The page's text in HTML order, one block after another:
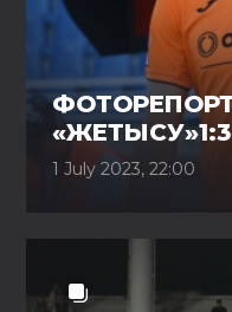
1 July 2023, 22:00